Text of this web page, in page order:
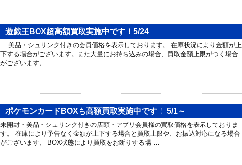
遊戯王BOX超高額買取実施中です！5/24
美品・シュリンク付きの会員価格を表示しております。 在庫状況により金額が上
下する場合がございます。また大量にお持ち込みの場合、買取金額上限がつく場合
がございます。
ポケモンカードBOXも高額買取実施中です！ 5/1～
未開封・美品・シュリンク付きの店頭・アプリ会員様の買取価格を表示しておりま
す。 在庫により予告なく金額が上下する場合と買取上限や、お振込対応になる場合
がございます。 BOX状態により買取をお断りする場 …